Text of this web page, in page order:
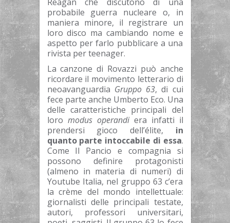
probabile guerra nucleare o, in
maniera minore, il registrare un
loro disco ma cambiando nome e
aspetto per farlo pubblicare a una
rivista per teenager.
La canzone di Rovazzi può anche
ricordare il movimento letterario di
neoavanguardia Gruppo 63, di cui
fece parte anche Umberto Eco. Una
delle caratteristiche principali del
loro modus operandiera infatti il
prendersi gioco dell’élite, in
quanto parte intoccabile di essa.
Come Il Pancio e compagnia si
possono definire protagonisti
(almeno in materia di numeri) di
Youtube Italia, nel gruppo 63 c’era
la crème del mondo intellettuale:
giornalisti delle principali testate,
autori, professori universitari,